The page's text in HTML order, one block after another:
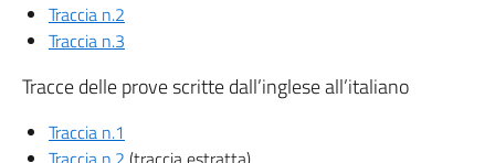
Traccia n.2
Traccia n.3
Tracce delle prove scritte dall’inglese all’italiano
Traccia n.1